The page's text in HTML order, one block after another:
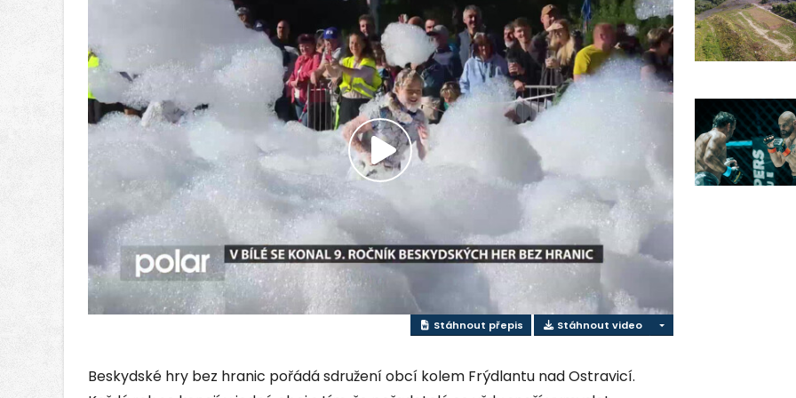
Přehrát
video
Stáhnout přepis Stáhnout video
Beskydské hry bez hranic pořádá sdružení obcí kolem Frýdlantu nad Ostravicí.